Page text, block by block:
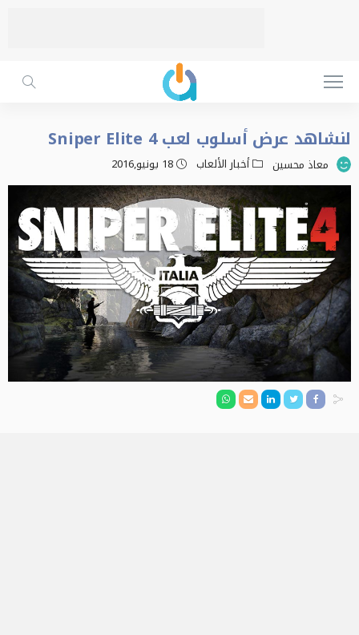
لنشاهد عرض أسلوب لعب Sniper Elite 4
معاذ محسين أخبار الألعاب 18 يونيو,2016